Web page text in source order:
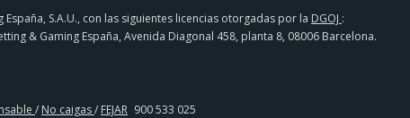
S.A.U., con las siguientes licencias otorgadas por la DGOJ :
& Gaming España, Avenida Diagonal 458, planta 8, 08006 Barcelona.
/ No caigas/ FEJAR 900 533 025